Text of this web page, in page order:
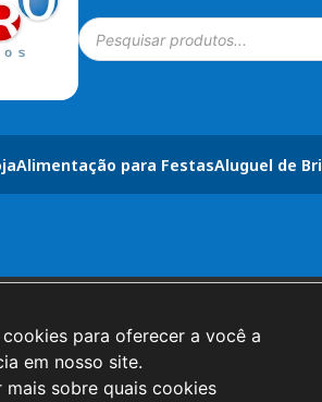
Alimentação para FestasAluguel de
para oferecer a você a
em nosso site.
mais sobre quais cookies